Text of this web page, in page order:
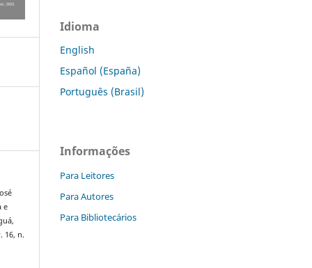
e
16, n.
Idioma
English
Español (España)
Português (Brasil)
Informações
Para Leitores
Para Autores
Para Bibliotecários